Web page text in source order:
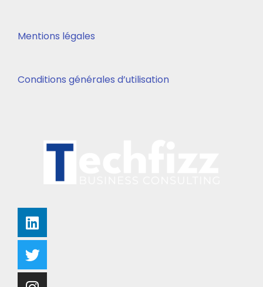
Mentions légales
Conditions générales d’utilisation